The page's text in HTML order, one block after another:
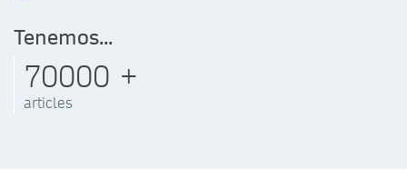
Tenemos...
70000 +
articles